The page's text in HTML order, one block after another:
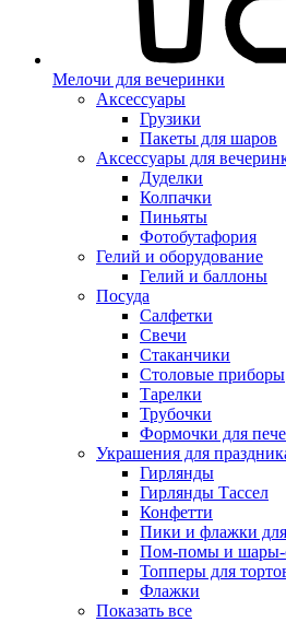
Мелочи для вечеринки
Аксессуары
Грузики
Пакеты для шаров
Аксессуары для
Дуделки
Колпачки
Пиньяты
Фотобутафория
Гелий и оборудование
Гелий и баллоны
Посуда
Салфетки
Свечи
Стаканчики
Столовые приборы
Тарелки
Трубочки
Формочки для
Украшения для
Гирлянды
Гирлянды Тассел
Конфетти
Пики и флажки
Пом-помы и шары-
Топперы для
Флажки
Показать все